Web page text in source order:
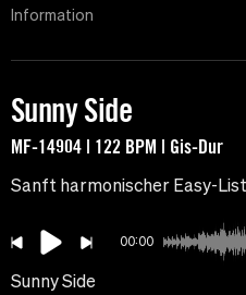
Information
Sunny Side
MF-14904 | 122 BPM | Gis-Dur
Sanft harmonischer Easy-
00:00
Sunny Side